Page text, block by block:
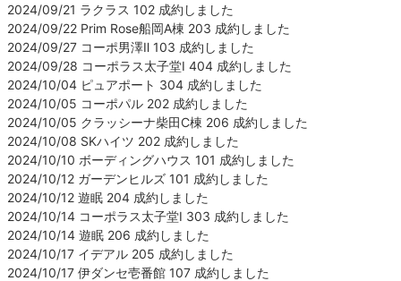
2024/09/21 ラクラス 102 成約しました
2024/09/22 Prim Rose船岡A棟 203 成約しました
2024/09/27 コーポ男澤Ⅱ 103 成約しました
2024/09/28 コーポラス太子堂Ⅰ 404 成約しました
2024/10/04 ピュアポート 304 成約しました
2024/10/05 コーポパル 202 成約しました
2024/10/05 クラッシーナ柴田C棟 206 成約しました
2024/10/08 SKハイツ 202 成約しました
2024/10/10 ボーディングハウス 101 成約しました
2024/10/12 ガーデンヒルズ 101 成約しました
2024/10/12 遊眠 204 成約しました
2024/10/14 コーポラス太子堂Ⅰ 303 成約しました
2024/10/14 遊眠 206 成約しました
2024/10/17 イデアル 205 成約しました
2024/10/17 伊ダンセ壱番館 107 成約しました